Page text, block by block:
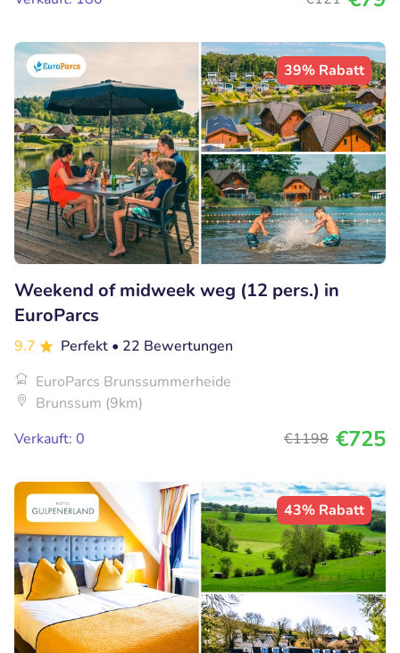
39% Rabatt
Weekend of midweek weg (12 pers.) in
EuroParcs
9.7 Perfekt • 22 Bewertungen
EuroParcs Brunssummerheide
Brunssum (9km)
Verkauft: 0
€1198 €725
43% Rabatt